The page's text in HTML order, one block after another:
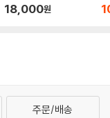
18,000원
주문/배송